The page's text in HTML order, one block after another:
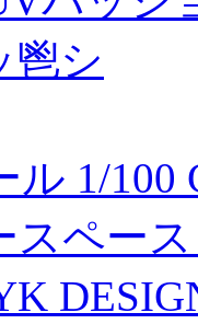
鬯シ
ル 1/
スペー